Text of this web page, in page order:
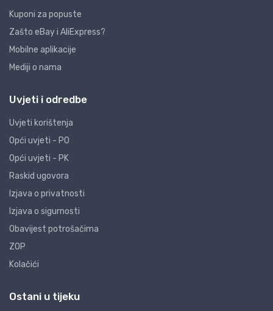
Kuponi za popuste
Zašto eBay i AliExpress?
Mobilne aplikacije
Mediji o nama
Uvjeti i odredbe
Uvjeti korištenja
Opći uvjeti - PO
Opći uvjeti - PK
Raskid ugovora
Izjava o privatnosti
Izjava o sigurnosti
Obavijest potrošačima
ZOP
Kolačići
Ostani u tijeku